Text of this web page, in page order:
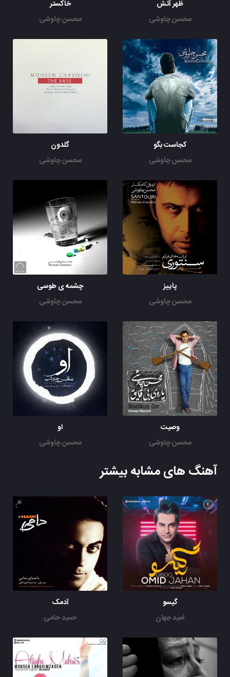
ظهر آتش
محسن چاوشی
خاکستر
محسن چاوشی
کجاست بگو
محسن چاوشی
گلدون
محسن چاوشی
پاییز
محسن چاوشی
چشمه ی طوسی
محسن چاوشی
وصیت
محسن چاوشی
او
محسن چاوشی
آهنگ های مشابه بیشتر
گیسو
امید جهان
آدمک
حمید حامی